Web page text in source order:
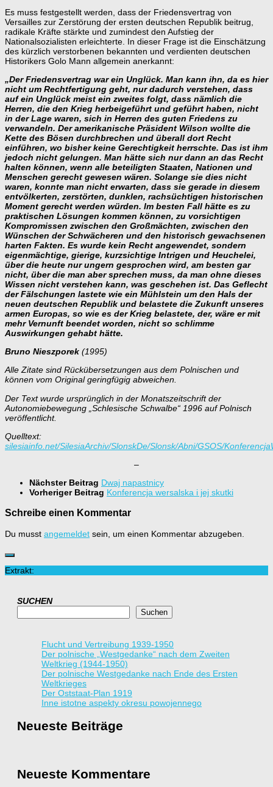
Es muss festgestellt werden, dass der Friedensvertrag von
Versailles zur Zerstörung der ersten deutschen Republik beitrug,
radikale Kräfte stärkte und zumindest den Aufstieg der
Nationalsozialisten erleichterte. In dieser Frage ist die Einschätzung
des kürzlich verstorbenen bekannten und verdienten deutschen
Historikers Golo Mann allgemein anerkannt:
„Der Friedensvertrag war ein Unglück. Man kann ihn, da es hier
nicht um Rechtfertigung geht, nur dadurch verstehen, dass
auf ein Unglück meist ein zweites folgt, dass nämlich die
Herren, die den Krieg herbeigeführt und geführt haben, nicht
in der Lage waren, sich in Herren des guten Friedens zu
verwandeln. Der amerikanische Präsident Wilson wollte die
Kette des Bösen durchbrechen und überall dort Recht
einführen, wo bisher keine Gerechtigkeit herrschte. Das ist ihm
jedoch nicht gelungen. Man hätte sich nur dann an das Recht
halten können, wenn alle beteiligten Staaten, Nationen und
Menschen gerecht gewesen wären. Solange sie dies nicht
waren, konnte man nicht erwarten, dass sie gerade in diesem
entvölkerten, zerstörten, dunklen, rachsüchtigen historischen
Moment gerecht werden würden. Im besten Fall hätte es zu
praktischen Lösungen kommen können, zu vorsichtigen
Kompromissen zwischen den Großmächten, zwischen den
Wünschen der Schwächeren und den historisch gewachsenen
harten Fakten. Es wurde kein Recht angewendet, sondern
eigenmächtige, gierige, kurzsichtige Intrigen und Heuchelei,
über die heute nur ungern gesprochen wird, am besten gar
nicht, über die man aber sprechen muss, da man ohne dieses
Wissen nicht verstehen kann, was geschehen ist. Das Geflecht
der Fälschungen lastete wie ein Mühlstein um den Hals der
neuen deutschen Republik und belastete die Zukunft unseres
armen Europas, so wie es der Krieg belastete, der, wäre er mit
mehr Vernunft beendet worden, nicht so schlimme
Auswirkungen gehabt hätte.
Bruno Nieszporek (1995)
Alle Zitate sind Rückübersetzungen aus dem Polnischen und
können vom Original geringfügig abweichen.
Der Text wurde ursprünglich in der Monatszeitschrift der
Autonomiebewegung „Schlesische Schwalbe“ 1996 auf Polnisch
veröffentlicht.
Quelltext:
silesiainfo.net/SilesiaArchiv/SlonskDe/Slonsk/Abni/GSOS/
–
Nächster Beitrag Dwaj napastnicy
Vorheriger Beitrag Konferencja wersalska i jej skutki
Schreibe einen Kommentar
Du musst angemeldet sein, um einen Kommentar abzugeben.
Extrakt:
SUCHEN
Suchen
Flucht und Vertreibung 1939-1950
Der polnische „Westgedanke“ nach dem Zweiten
Weltkrieg (1944-1950)
Der polnische Westgedanke nach Ende des Ersten
Weltkrieges
Der Oststaat-Plan 1919
Inne istotne aspekty okresu powojennego
Neueste Beiträge
Neueste Kommentare